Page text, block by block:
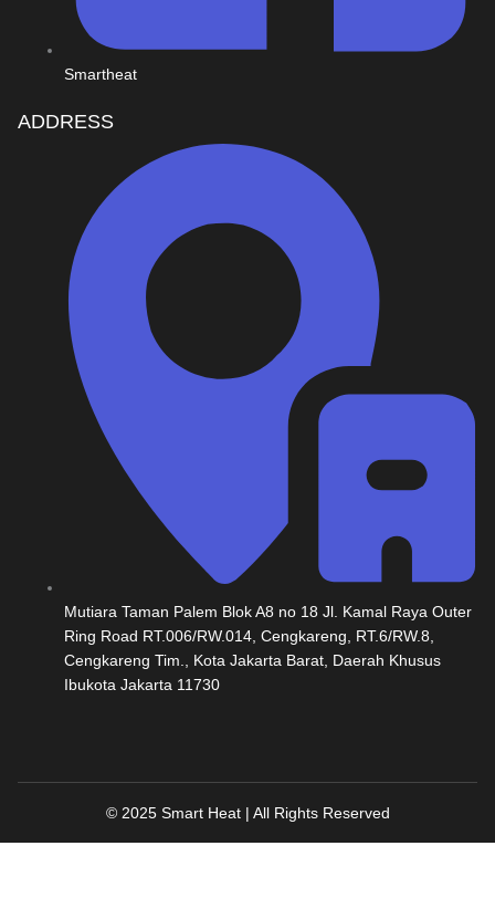
Smartheat
ADDRESS
Mutiara Taman Palem Blok A8 no 18 Jl. Kamal Raya Outer
Ring Road RT.006/RW.014, Cengkareng, RT.6/RW.8,
Cengkareng Tim., Kota Jakarta Barat, Daerah Khusus
Ibukota Jakarta 11730
© 2025 Smart Heat | All Rights Reserved